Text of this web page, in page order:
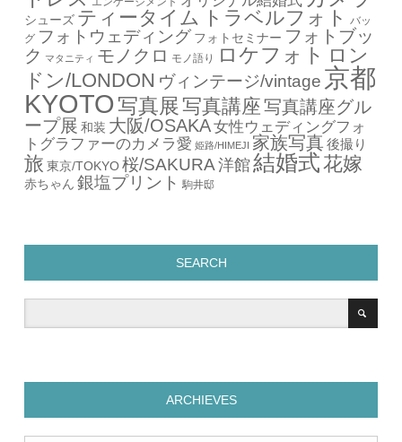
シューズ ティータイム トラベルフォト
バッ
グ フォトウェディング フォトセミナー フォトブッ
ク マタニティ モノクロ モノ語り ロケフォト ロン
ドン/LONDON ヴィンテージ/vintage 京都
KYOTO 写真展 写真講座写真講座グル
ープ展 和装 大阪/OSAKA女性ウェディングフォ
トグラファーのカメラ愛 姫路/HIMEJI 家族写真 後撮り
旅 東京/TOKYO 桜/SAKURA 洋館 結婚式花嫁
赤ちゃん 銀塩プリント 駒井邸
SEARCH
ARCHIEVES